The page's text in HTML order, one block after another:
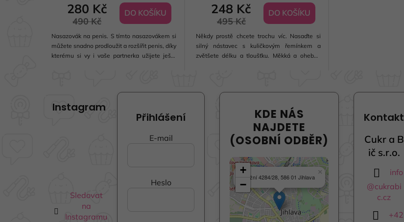
280 Kč
490 Kč
DO KOŠÍKU
Nasazovák na penis. S tímto nasazovákem si
můžete snadno prodloužit a rozšířit penis, díky
kterému si vy i vaše partnerka užijete ještě
248 Kč
495 Kč
DO KOŠÍKU
Někdy prostě chcete trochu víc. Nasaďte si
silný nástavec s kuličkovým řemínkem a
zvětšete délku a tloušťku. Měkká a ohebná
Instagram
Sledovat
na
Instagramu
Přihlášení
E-mail
Heslo
KDE NÁS
NAJDETE
(OSOBNÍ ODBĚR)
Věžní 4284/28, 586 01 Jihlava
×
+
−
Kontakt
Cukr a B
ič s.r.o.
info
@cukrabi
c.cz
+42